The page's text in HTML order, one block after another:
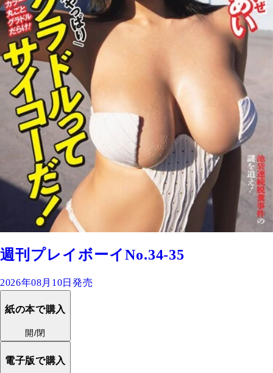
週刊プレイボーイNo.34-35
2026年08月10日発売
紙の本で購入
開/閉
電子版で購入